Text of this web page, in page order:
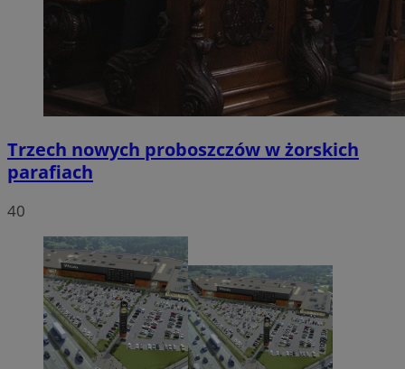
Trzech nowych proboszczów w żorskich
parafiach
40